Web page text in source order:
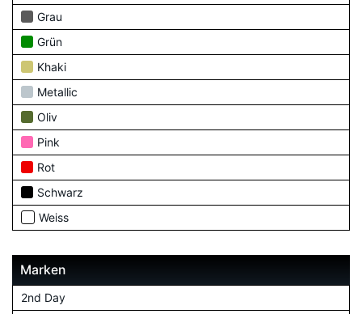
Grau
Grün
Khaki
Metallic
Oliv
Pink
Rot
Schwarz
Weiss
Marken
2nd Day